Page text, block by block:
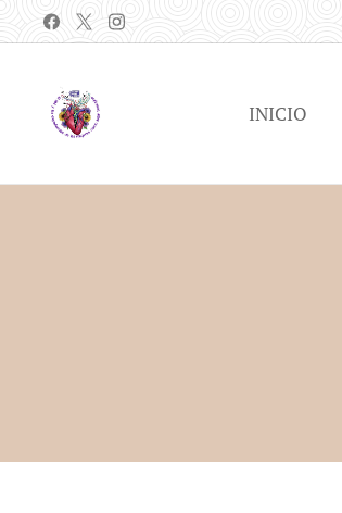
INICIO